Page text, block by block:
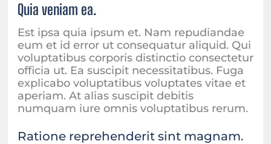
Quia veniam ea.
Est ipsa quia ipsum et. Nam repudiandae
eum et id error ut consequatur aliquid. Qui
voluptatibus corporis distinctio consectetur
officia ut. Ea suscipit necessitatibus. Fuga
explicabo voluptatibus voluptates vitae et
aperiam. At alias suscipit debitis
numquam iure omnis voluptatibus rerum.
Ratione reprehenderit sint magnam.